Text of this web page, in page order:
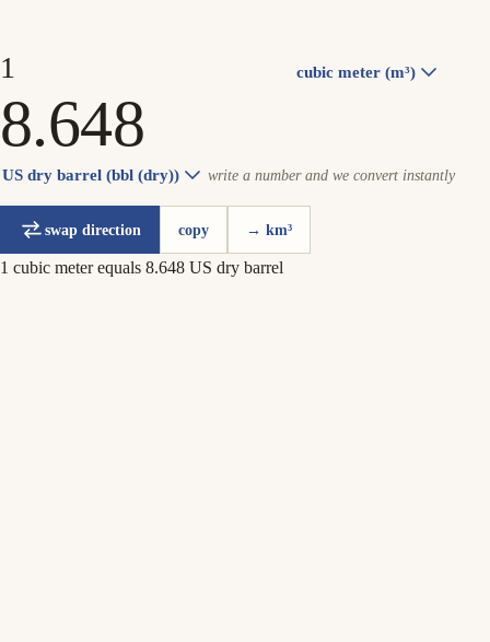
cubic meter (m³)
US dry barrel (bbl (dry)) write a number and we convert instantly
swap direction copy → km³
1 cubic meter equals 8.648 US dry barrel